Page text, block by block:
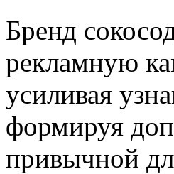
Бренд
рекламную
усиливая
формируя
привычной